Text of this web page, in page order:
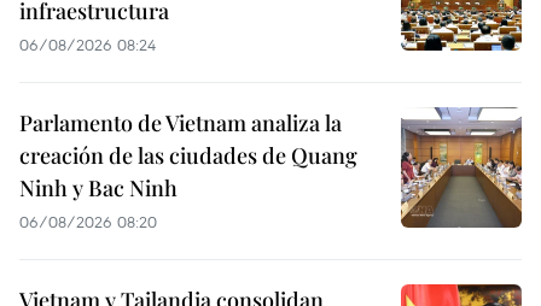
infraestructura
06/08/2026 08:24
Parlamento de Vietnam analiza la
creación de las ciudades de Quang
Ninh y Bac Ninh
06/08/2026 08:20